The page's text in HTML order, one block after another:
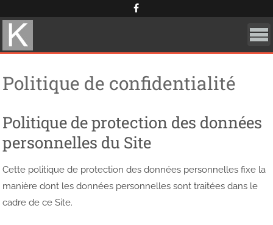
to
content
Politique de confidentialité
Politique de protection des données
personnelles du Site
Cette politique de protection des données personnelles fixe la
manière dont les données personnelles sont traitées dans le
cadre de ce Site.